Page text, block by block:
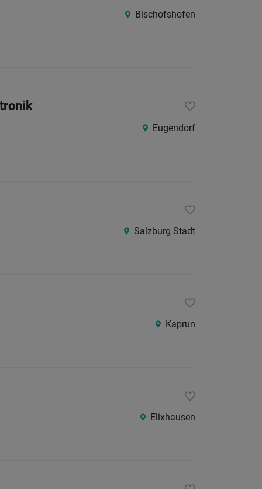
Bischofshofen
Eugendorf
Salzburg Stadt
Kaprun
Elixhausen